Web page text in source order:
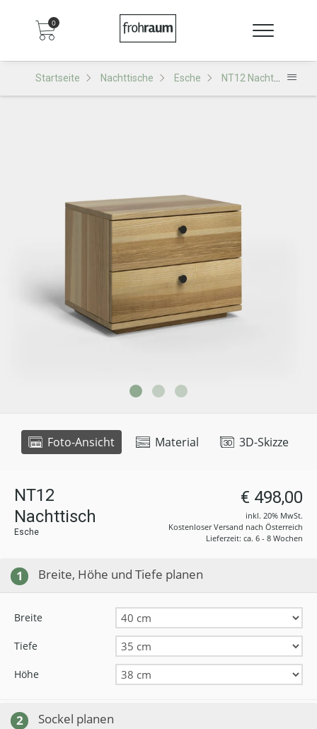
0
Startseite Nachttische Esche NT12 Nachttisch
Foto-Ansicht Material 3D-Skizze
NT12
Nachttisch
Esche
€ 498,00
inkl. 20% MwSt.
Kostenloser Versand nach Österreich
Lieferzeit: ca. 6 - 8 Wochen
1 Breite, Höhe und Tiefe planen
Breite
Tiefe
Höhe
2 Sockel planen